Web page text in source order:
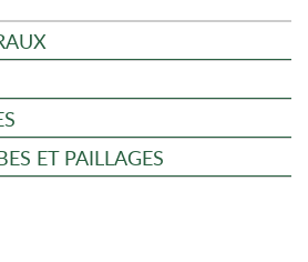
ET PAILLAGES